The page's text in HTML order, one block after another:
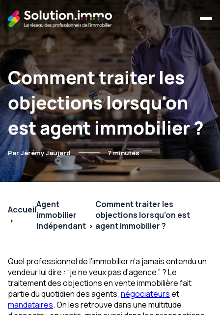
Comment traiter les
objections lorsqu'on
est agent immobilier ?
Par Jérémy Jaujard 7 minutes
AccueilAgent
immobilier
indépendant
Comment traiter les
objections lorsqu'on est
agent immobilier ?
Quel professionnel de l’immobilier n’a jamais entendu un
vendeur lui dire : “je ne veux pas d’agence.” ? Le
traitement des objections en vente immobilière fait
partie du quotidien des agents, négociateurset
mandataires. On les retrouve dans une multitude